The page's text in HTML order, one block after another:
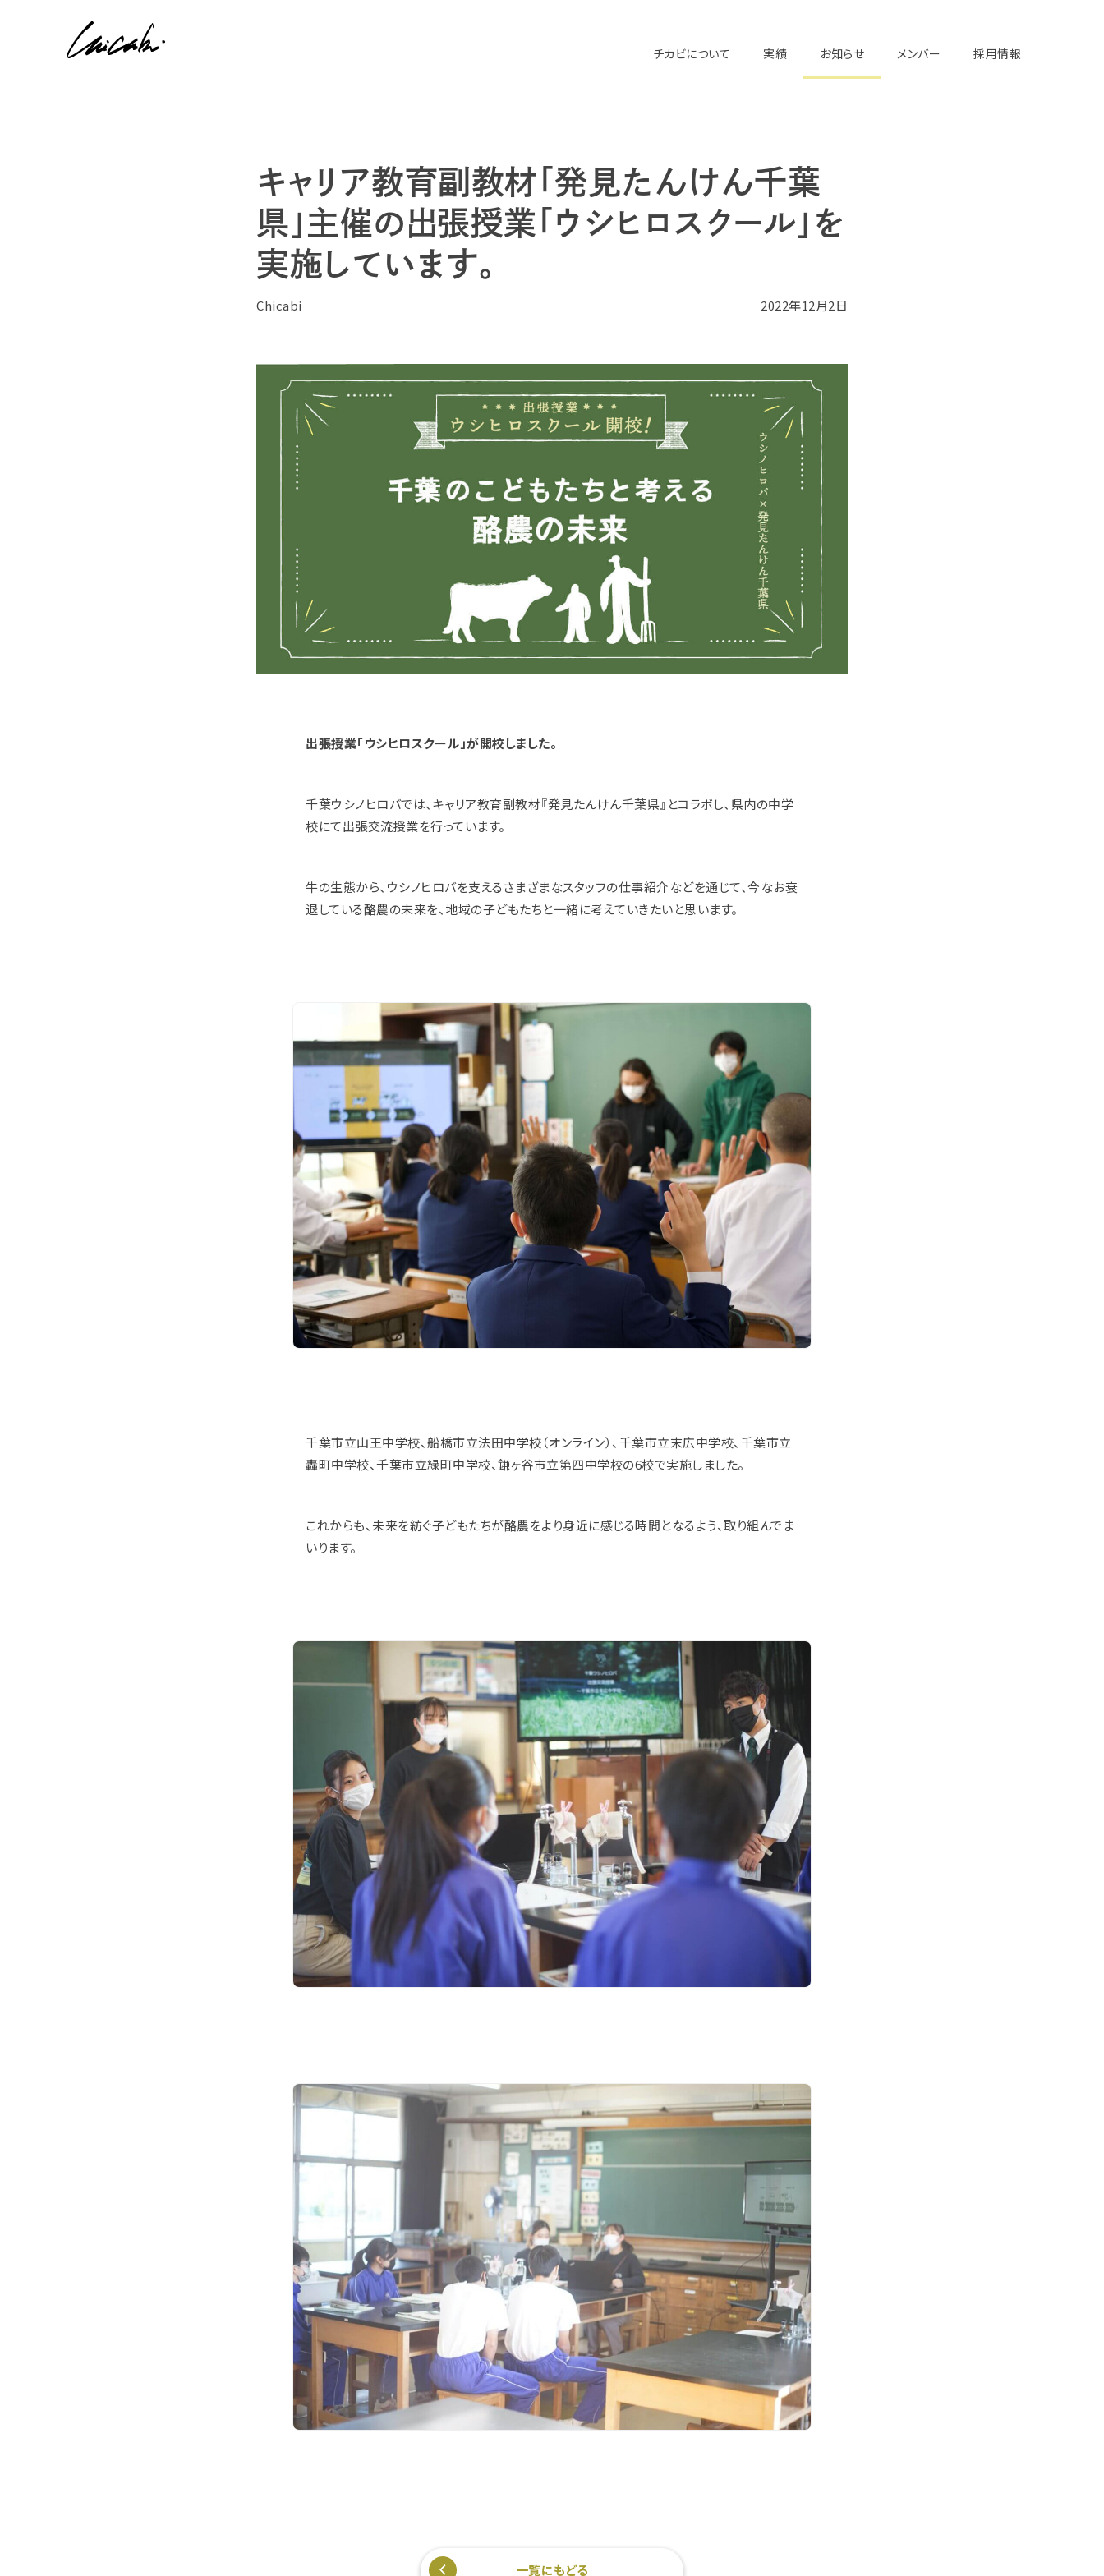
チカビについて 実績 お知らせ メンバー 採用情報
キャリア教育副教材「発見たんけん千葉
県」主催の出張授業「ウシヒロスクール」を
実施しています。
Chicabi 2022年12月2日
出張授業「ウシヒロスクール」が開校しました。
千葉ウシノヒロバでは、キャリア教育副教材『発見たんけん千葉県』とコラボし、県内の中学
校にて出張交流授業を行っています。
牛の生態から、ウシノヒロバを支えるさまざまなスタッフの仕事紹介などを通じて、今なお衰
退している酪農の未来を、地域の子どもたちと一緒に考えていきたいと思います。
千葉市立山王中学校、船橋市立法田中学校（オンライン）、千葉市立末広中学校、千葉市立
轟町中学校、千葉市立緑町中学校、鎌ヶ谷市立第四中学校の6校で実施しました。
これからも、未来を紡ぐ子どもたちが酪農をより身近に感じる時間となるよう、取り組んでま
いります。
一覧にもどる